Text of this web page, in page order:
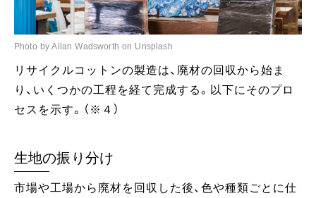
Photo by Allan Wadsworth on Unsplash
リサイクルコットンの製造は、廃材の回収から始ま
り、いくつかの工程を経て完成する。以下にそのプロ
セスを示す。（※４）
生地の振り分け
市場や工場から廃材を回収した後、色や種類ごとに仕